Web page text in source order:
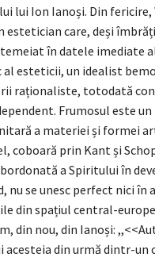
lui Ion Ianoși. Din fericire,
estetician care, deși
în datele imediate
esteticii, un idealist
raționaliste, totodată
Frumosul este un
a materiei și formei
coboară prin Kant și
a Spiritului în
se unesc perfect nici în
din spațiul central-
din nou, din Ianoși:
din urmă dintr-